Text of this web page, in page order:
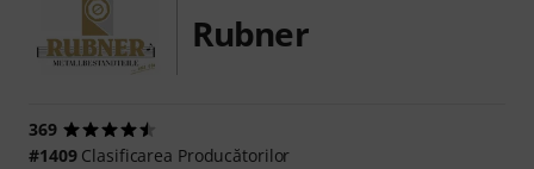
Rubner
369
#1409Clasificarea Producătorilor